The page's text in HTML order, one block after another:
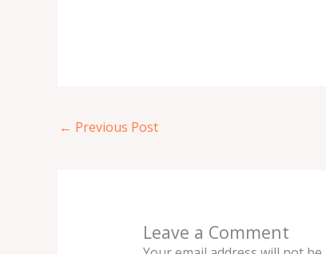
← Previous Post
Leave a Comment